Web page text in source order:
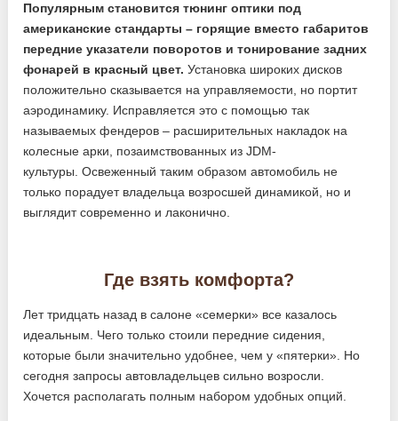
Популярным становится тюнинг оптики под
американские стандарты – горящие вместо габаритов
передние указатели поворотов и тонирование задних
фонарей в красный цвет. Установка широких дисков
положительно сказывается на управляемости, но портит
аэродинамику. Исправляется это с помощью так
называемых фендеров – расширительных накладок на
колесные арки, позаимствованных из JDM-
культуры. Освеженный таким образом автомобиль не
только порадует владельца возросшей динамикой, но и
выглядит современно и лаконично.
Где взять комфорта?
Лет тридцать назад в салоне «семерки» все казалось
идеальным. Чего только стоили передние сидения,
которые были значительно удобнее, чем у «пятерки». Но
сегодня запросы автовладельцев сильно возросли.
Хочется располагать полным набором удобных опций.